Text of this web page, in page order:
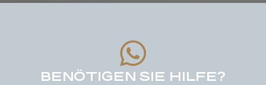
BENÖTIGEN SIE HILFE?